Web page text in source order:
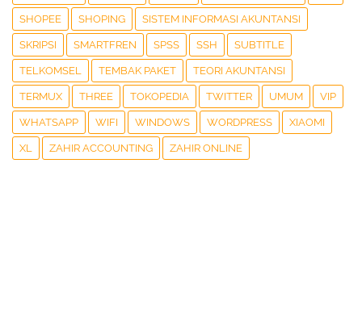
SHOPEE SHOPING SISTEM INFORMASI AKUNTANSI
SKRIPSI SMARTFREN SPSS SSH SUBTITLE
TELKOMSEL TEMBAK PAKET TEORI AKUNTANSI
TERMUX THREE TOKOPEDIA TWITTER UMUM VIP
WHATSAPP WIFI WINDOWS WORDPRESS XIAOMI
XL ZAHIR ACCOUNTING ZAHIR ONLINE